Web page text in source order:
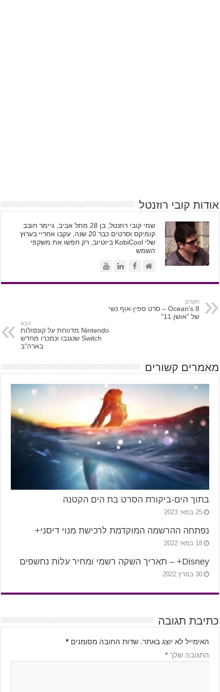
אודות קובי רוזנטל
שמי קובי רוזנטל, בן 28 מתל אביב, גיימר חובב
קומיקס וסרטים כבר 20 שנה, עקבו אחריי בערוץ
שלי KobiCool ביוטיוב, רק חפשו את משקפי
השמש
הקודם
Ocean's 8 – סרט ספין-אוף נשי
של "אושן 11"
הבא
Nintendo מדווחת על קונסולות
Switch שנגנבו ונמכרו מחדש
בארה"ב
מאמרים קשורים
בתוך הים-ביקורת הסרט בת הים הקטנה
25 במאי 2023
נפתחה ההרשמה המוקדמת לרכישת מנוי דיסני+
18 במאי 2022
Disney+ – תאריך השקה רשמי ומחיר עלות נחשפים
30 במרץ 2022
כתיבת תגובה
האימייל לא יוצג באתר. שדות החובה מסומנים *
התגובה שלך *